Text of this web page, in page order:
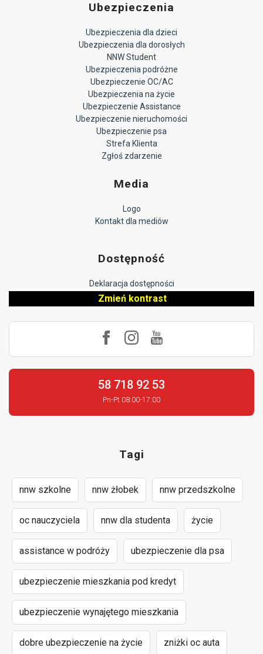
Ubezpieczenia
Ubezpieczenia dla dzieci
Ubezpieczenia dla dorosłych
NNW Student
Ubezpieczenia podróżne
Ubezpieczenie OC/AC
Ubezpieczenia na życie
Ubezpieczenie Assistance
Ubezpieczenie nieruchomości
Ubezpieczenie psa
Strefa Klienta
Zgłoś zdarzenie
Media
Logo
Kontakt dla mediów
Dostępność
Deklaracja dostępności
Zmień kontrast
58 718 92 53
Pn-Pt 08:00-17:00
Tagi
nnw szkolne nnw żłobek nnw przedszkolne
oc nauczyciela nnw dla studenta życie
assistance w podróży ubezpieczenie dla psa
ubezpieczenie mieszkania pod kredyt
ubezpieczenie wynajętego mieszkania
dobre ubezpieczenie na życie zniżki oc auta